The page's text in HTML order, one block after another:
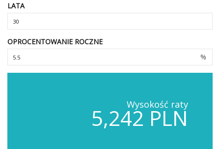
LATA
OPROCENTOWANIE ROCZNE
%
Wysokość raty
5,242 PLN